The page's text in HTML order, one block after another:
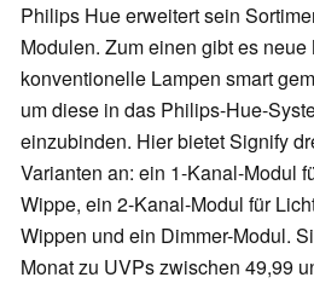
Philips Hue erweitert sein
Modulen. Zum einen gibt es
konventionelle Lampen smart
um diese in das Philips-Hue-
einzubinden. Hier bietet Signify
Varianten an: ein 1-Kanal-Modul
Wippe, ein 2-Kanal-Modul für
Wippen und ein Dimmer-Modul.
Monat zu UVPs zwischen 49,99